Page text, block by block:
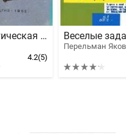
Математическая шкатулка
4.2(5)
Веселые